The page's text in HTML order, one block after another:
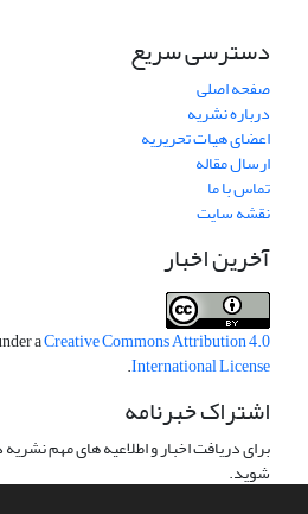
دسترسی سریع
صفحه اصلی
درباره نشریه
اعضای هیات تحریریه
ارسال مقاله
تماس با ما
نقشه سایت
آخرین اخبار
aCreative Commons Attribution 4.0
International License
.
اشتراک خبرنامه
برای دریافت اخبار و اطلاعیه های مهم
شوید.